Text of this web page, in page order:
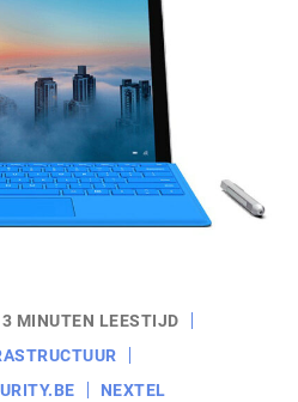
3 MINUTEN LEESTIJD
NEXTEL